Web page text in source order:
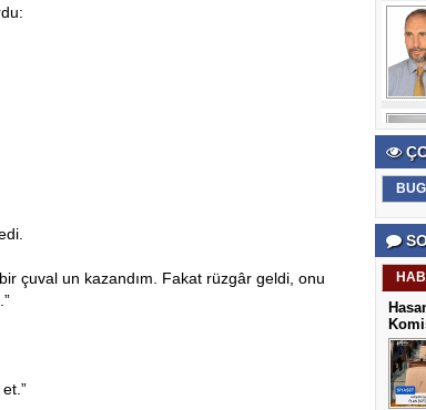
çuval un kazandım. Fakat rüzgâr geldi, onu